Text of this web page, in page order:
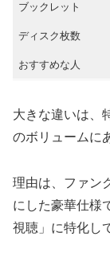
ブックレット
ディスク枚数
おすすめな人
大きな違いは、
のボリュームに
理由は、ファン
にした豪華仕様
視聴」に特化し